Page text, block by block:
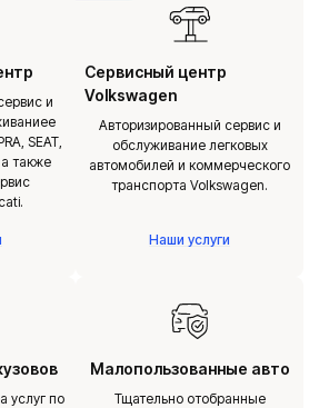
и
SEAT,
также
Сервисный центр
Volkswagen
Авторизированный сервис и
обслуживание легковых
автомобилей и коммерческого
транспорта Volkswagen.
Наши услуги
услуг по
Малопользованные авто
Тщательно отобранные